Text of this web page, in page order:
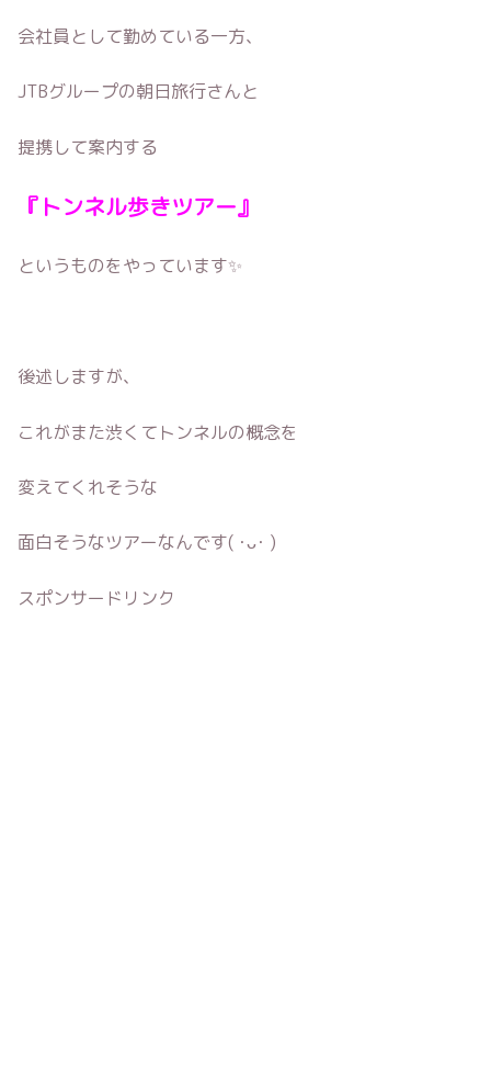
会社員として勤めている一方、
JTBグループの朝日旅行さんと
提携して案内する
『トンネル歩きツアー』
というものをやっています✨
後述しますが、
これがまた渋くてトンネルの概念を
変えてくれそうな
面白そうなツアーなんです( ･ᴗ･ )
スポンサードリンク